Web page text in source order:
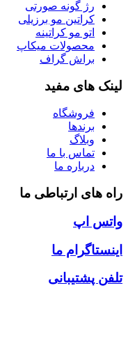
رژ گونه صورتی
کراتین مو برزیلی
اتو مو کراتینه
محصولات میکاپ
براش گراف
لینک های مفید
فروشگاه
برندها
وبلاگ
تماس با ما
درباره ما
راه های ارتباطی ما
واتس اپ
اینستاگرام ما
تلفن پشتیبانی